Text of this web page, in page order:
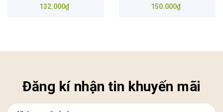
132.000₫ 150.000₫
Đăng kí nhận tin khuyến mãi